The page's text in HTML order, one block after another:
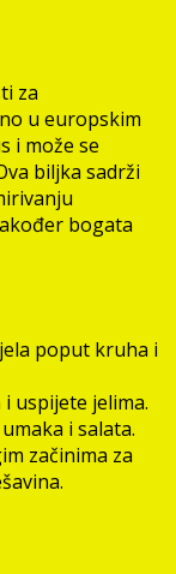
za
u europskim
i može se
biljka sadrži
bogata
poput kruha i
uspijete jelima.
i salata.
začinima za